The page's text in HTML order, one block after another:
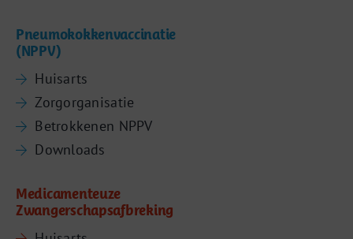
Pneumokokkenvaccinatie
(NPPV)
Huisarts
Zorgorganisatie
Betrokkenen NPPV
Downloads
Medicamenteuze
Zwangerschapsafbreking